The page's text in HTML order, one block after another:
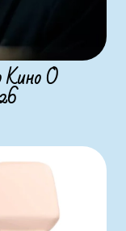
Кино О